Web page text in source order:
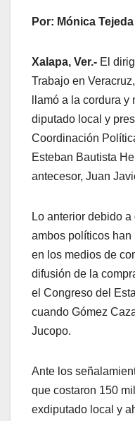
Por: Mónica
Xalapa, Ver.- El
Trabajo en
llamó a la cordura y
diputado local y
Coordinación
Esteban Bautista
antecesor, Juan
Lo anterior debido
ambos políticos
en los medios de
difusión de la
el Congreso del
cuando Gómez
Jucopo.
Ante los
que costaron 150
exdiputado local y